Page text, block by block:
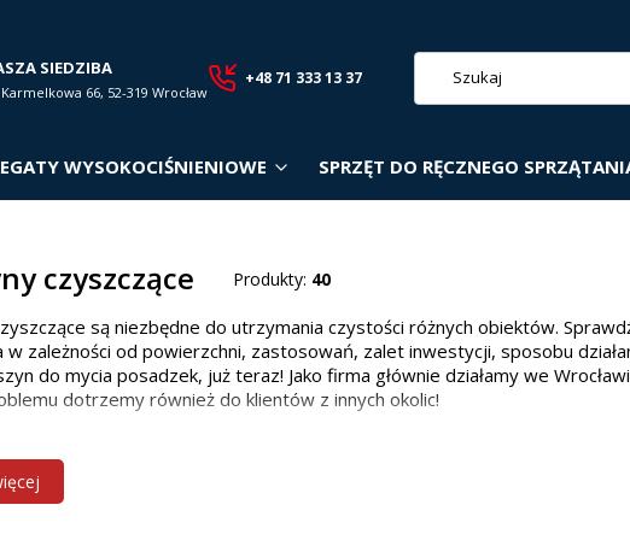
+48 71 333 13 37
SIEDZIBA
66, 52-319 Wrocław
WYSOKOCIŚNIENIOWE SPRZĘT DO RĘCZNEGO
czyszczące Produkty: 40
są niezbędne do utrzymania czystości różnych obiektów.
w zależności od powierzchni, zastosowań, zalet inwestycji, sposobu
do mycia posadzek, już teraz! Jako firma głównie działamy we
dotrzemy również do klientów z innych okolic!
czyszczących w zależności od
modelu zależy od wielkości i rodzaju powierzchni: